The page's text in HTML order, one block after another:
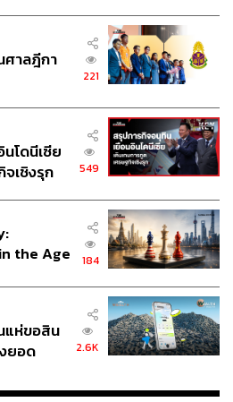
เปน ที่หนังสือคู่มือมิชลินกรุงเทพฯ
ะคนอินเลิฟกับอาหารสเปน ด้วย 5
นไทน์ ครีเอตโดยเชฟวิกเตอร์ บูร์
) ผู้เคยร่วมงานกับร้านอาหารมิ
นเดอร์แคลร์ของฝรั่งเศส เสิร์ฟกับ
ไม้ฝรั่งขาวกับโฟมมันฝรั่งและคา
อร์จะเป็นจานไหนไม่ได้ นอกจาก
ำตัวเชฟ จานที่ 4 ซี่โครงแกะอบ
ศาลฎีกา
221
โดนีเซีย
เชิงรุก
549
the Age
184
แห่ขอสิน
ยอด
2.6K